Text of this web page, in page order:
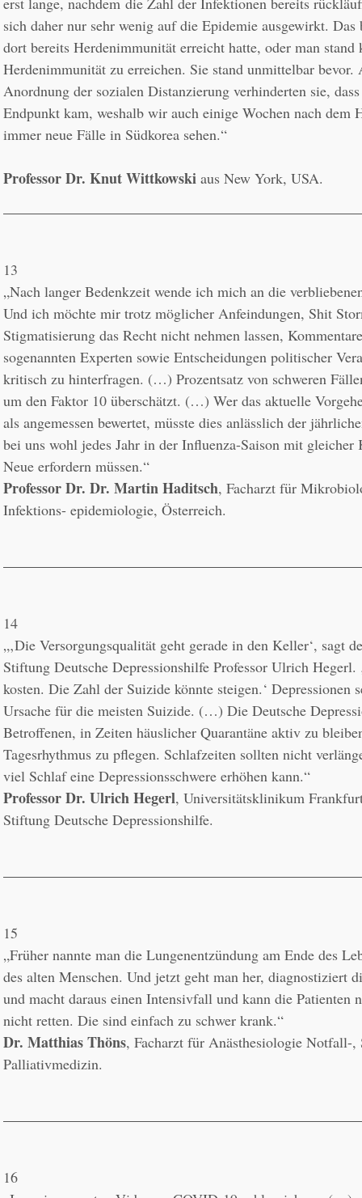
sich daher nur sehr wenig auf die Epidemie ausgewirkt. Das
dort bereits Herdenimmunität erreicht hatte, oder man stand
Herdenimmunität zu erreichen. Sie stand unmittelbar bevor.
Anordnung der sozialen Distanzierung verhinderten sie,
Endpunkt kam, weshalb wir auch einige Wochen nach dem
immer neue Fälle in Südkorea sehen.“
Professor Dr. Knut Wittkowski
13
„Nach langer Bedenkzeit wende ich mich an die
Und ich möchte mir trotz möglicher Anfeindungen, Shit
Stigmatisierung das Recht nicht nehmen lassen,
sogenannten Experten sowie Entscheidungen politischer
kritisch zu hinterfragen. (…) Prozentsatz von schweren
um den Faktor 10 überschätzt. (…) Wer das aktuelle
als angemessen bewertet, müsste dies anlässlich der
bei uns wohl jedes Jahr in der Influenza-Saison mit gleicher
Professor Dr. Dr. Martin Haditsch, Facharzt für
Infektions- epidemiologie, Österreich.
14
„‚Die Versorgungsqualität geht gerade in den Keller‘, sagt
Stiftung Deutsche Depressionshilfe Professor Ulrich Hegerl.
kosten. Die Zahl der Suizide könnte steigen.‘ Depressionen
Ursache für die meisten Suizide. (…) Die Deutsche
Betroffenen, in Zeiten häuslicher Quarantäne aktiv zu
Tagesrhythmus zu pflegen. Schlafzeiten sollten nicht
Professor Dr. Ulrich Hegerl, Universitätsklinikum
Stiftung Deutsche Depressionshilfe.
15
„Früher nannte man die Lungenentzündung am Ende des
des alten Menschen. Und jetzt geht man her, diagnostiziert
und macht daraus einen Intensivfall und kann die Patienten
Dr. Matthias Thöns, Facharzt für Anästhesiologie Notfall-,
Palliativmedizin.
16